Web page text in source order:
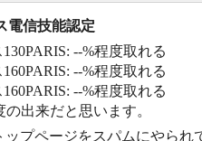
電信技能認定
--%程度取れる
--%程度取れる
--%程度取れる
出来だと思います。
ップページをスパムにやら